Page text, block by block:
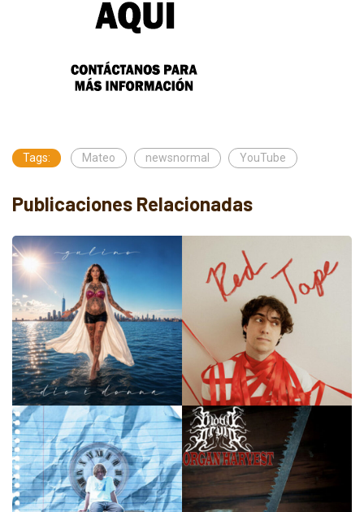
Tags: Mateo newsnormal YouTube
Publicaciones Relacionadas